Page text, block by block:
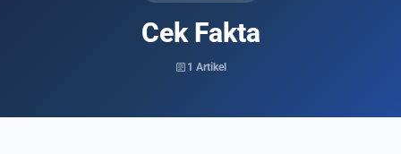
Cek Fakta
article 1 Artikel